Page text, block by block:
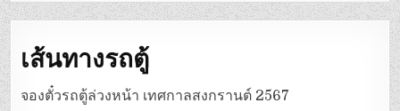
เส้นทางรถตู้
จองตั๋วรถตู้ล่วงหน้า เทศกาลสงกรานต์ 2567